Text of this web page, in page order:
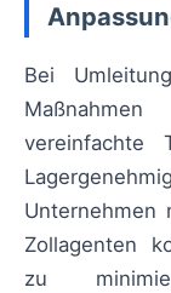
Bei
vereinfachte
Unternehmen
Zollagenten
zu